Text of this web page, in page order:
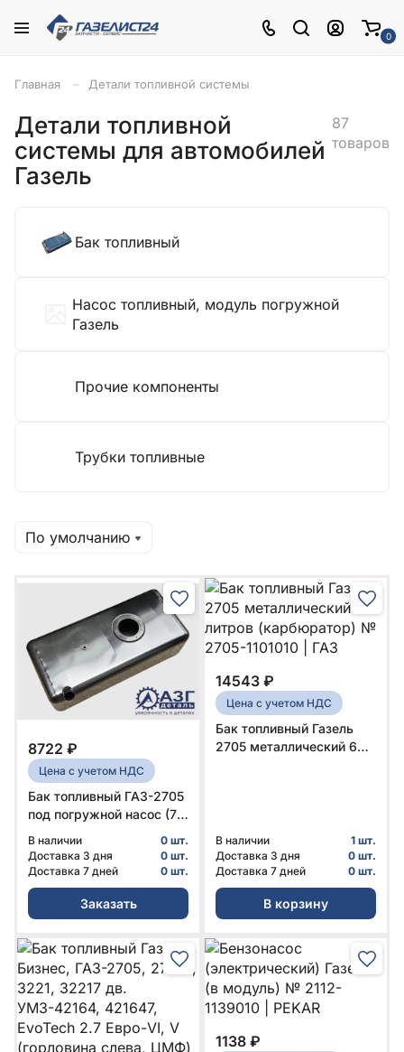
0
Главная Детали топливной системы
Детали топливной
системы для автомобилей
Газель
87
товаров
Бак топливный
Насос топливный, модуль погружной
Газель
Прочие компоненты
Трубки топливные
По умолчанию
8722 ₽
Цена с учетом НДС
Бак топливный ГАЗ-2705
под погружной насос (70
АЗГ-Деталь
В наличии
0 шт.
Доставка 3 дня
0 шт.
Доставка 7 дней
0 шт.
Заказать
14543 ₽
Цена с учетом НДС
Бак топливный Газель
2705 металлический 68
В наличии
1 шт.
Доставка 3 дня
0 шт.
Доставка 7 дней
0 шт.
В корзину
1138 ₽